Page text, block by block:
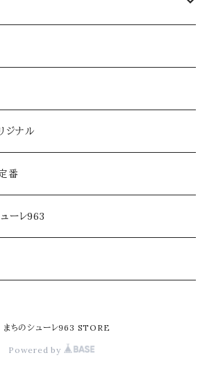
ジナル
番
ーレ963
ちのシューレ963 STORE
Powered by